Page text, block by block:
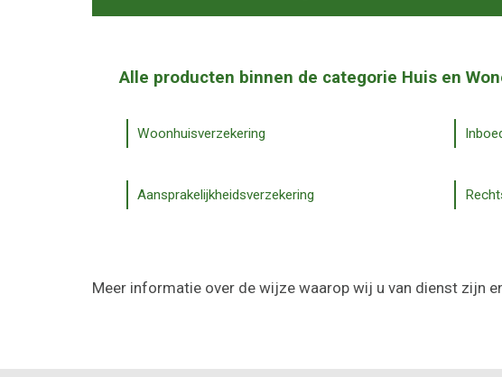
Alle producten binnen de categorie Huis en
Woonhuisverzekering
Aansprakelijkheidsverzekering
Meer informatie over de wijze waarop wij u van dienst zijn